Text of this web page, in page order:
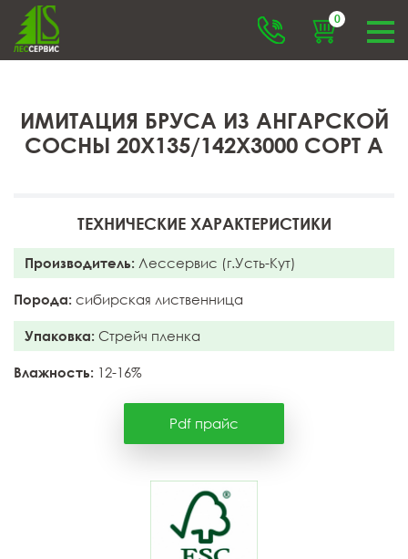
0
ИМИТАЦИЯ БРУСА ИЗ АНГАРСКОЙ
СОСНЫ 20X135/142X3000 СОРТ А
ТЕХНИЧЕСКИЕ ХАРАКТЕРИСТИКИ
Производитель: Лессервис (г.Усть-Кут)
Порода: сибирская лиственница
Упаковка: Стрейч пленка
Влажность: 12-16%
Pdf прайс